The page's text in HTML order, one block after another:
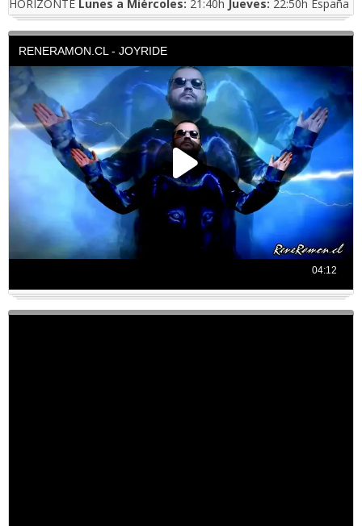
HORIZONTE Lunes a Miércoles: 21:40h Jueves: 22:50h España